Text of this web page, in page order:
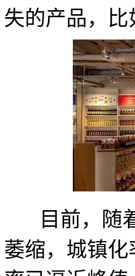
失的产品，
目前，随
萎缩，城镇